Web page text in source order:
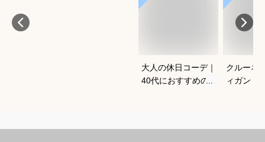
大人の休日コーデ｜
40代におすすめのお
クルーネ
ィガン｜